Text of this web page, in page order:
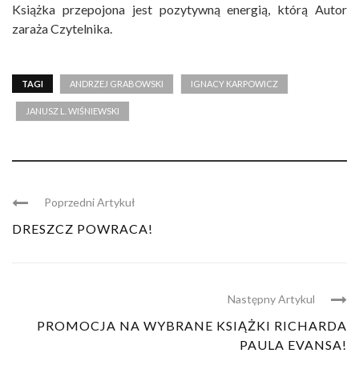
Książka przepojona jest pozytywną energią, którą Autor
zaraża Czytelnika.
TAGI ANDRZEJ GRABOWSKI IGNACY KARPOWICZ
JANUSZ L. WIŚNIEWSKI
Poprzedni Artykuł
DRESZCZ POWRACA!
Następny Artykul
PROMOCJA NA WYBRANE KSIĄŻKI RICHARDA
PAULA EVANSA!